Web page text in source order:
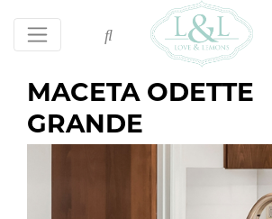
MACETA ODETTE
GRANDE